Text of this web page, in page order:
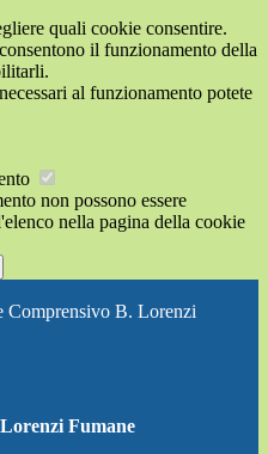
quali cookie consentire.
il funzionamento della
al funzionamento potete
non possono essere
nella pagina della cookie
Comprensivo B. Lorenzi
Fumane